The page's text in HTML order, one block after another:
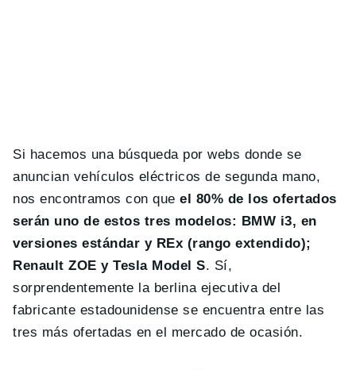
Si hacemos una búsqueda por webs donde se
anuncian vehículos eléctricos de segunda mano,
nos encontramos con queel 80% de los ofertados
serán uno de estos tres modelos: BMW i3, en
versiones estándar y REx (rango extendido);
Renault ZOE y Tesla Model S. Sí,
sorprendentemente la berlina ejecutiva del
fabricante estadounidense se encuentra entre las
tres más ofertadas en el mercado de ocasión.